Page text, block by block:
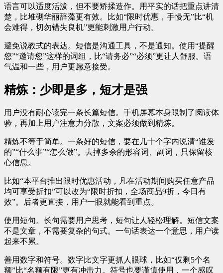
语言可以适度活泼，但不要矫揉造作。用平实的话把重点讲清
楚，比堆砌华丽辞藻更有效。比如“限时优惠，手慢无”比“机
会难得，切勿错失良机”更能刺激用户行动。
避免说教式的表达。短信是沟通工具，不是通知。使用“提醒
您”“邀请您”这样的词组，比“请务必”“必须”更让人舒服。语
气温和一些，用户更愿意接受。
精炼：少即是多，短才是强
用户没有耐心读完一条长篇短信。手机屏幕本身限制了阅读体
验，再加上用户注意力分散，文案必须做到精炼。
精炼不等于简单。一条好的短信，要在几十个字内说清“谁发
的”“什么事”“怎么做”。去掉多余的形容词、副词，只保留核
心信息。
比如“本平台推出限时优惠活动，凡在活动期间购买任意产品
均可享受折扣”可以改为“限时折扣，全场商品9折，今日有
效”。后者更直接，用户一眼就能看到重点。
使用短句。长句需要用户思考，短句让人轻松理解。短信文案
不是文章，不需要复杂的句式。一句话表达一个意思，用户读
起来不累。
善用数字和符号。数字比文字更抓人眼球，比如“仅剩5个名
额”比“名额有限”更有冲击力。符号也要谨慎使用，一个感叹